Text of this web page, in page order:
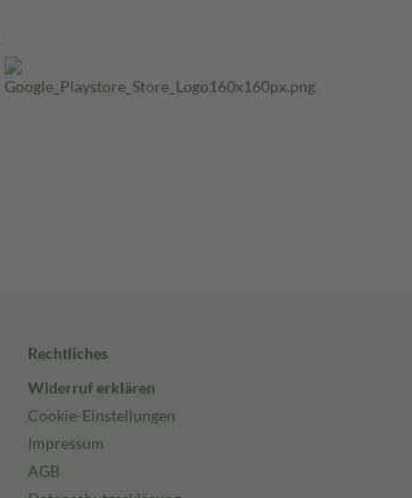
Rechtliches
Widerruf erklären
Cookie-Einstellungen
Impressum
AGB